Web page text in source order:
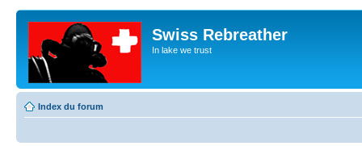
Swiss Rebreather
In lake we trust
Index du forum